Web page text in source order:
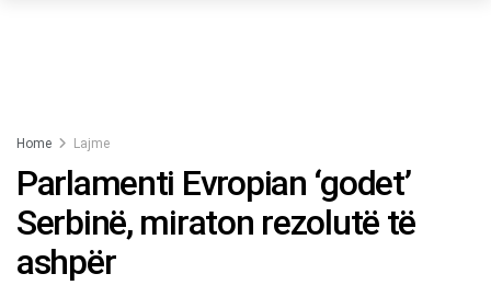
Home Lajme
Parlamenti Evropian ‘godet’
Serbinë, miraton rezolutë të
ashpër